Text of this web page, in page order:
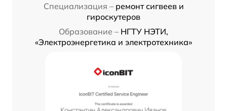
Специализация – ремонт сигвеев и
гироскутеров
Образование – НГТУ НЭТИ,
«Электроэнергетика и электротехника»